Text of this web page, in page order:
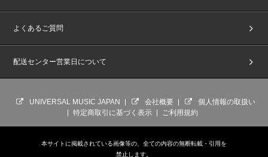
よくあるご質問
配送センター営業日について
UNIVERSAL MUSIC JAPAN 会社概要
個人情報の取扱い
特定商取引に基づく表示
ご利用規約
本サイトに掲載されている画像等の、全ての内容の無断転載・引用を
禁止します。